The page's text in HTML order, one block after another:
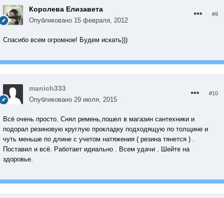
Королева Елизавета
Опубликовано 15 февраля, 2012
#9
Спасибо всем огромное! Будем искать)))
manich333
Опубликовано 29 июля, 2015
#10
Всё очень просто. Снял ремень,пошел в магазин сантехники и
подорал резиновую круглую прокладку подходящую по толщине и
чуть меньше по длине с учетом натяжения ( резина тянется ) .
Поставил и всё. Работает идиально . Всем удачи . Шейте на
здоровье.